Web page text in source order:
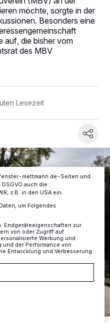
möchte, sorgte in der
Besonders eine
auf, die bisher vom
des MBV
Lesezeit
und unsere Partner
aufgeführten
Rand der Webseite klicken.
Website. Weitere
mettmann.de-Seiten und
auch die
z.B. in den USA ein.
um Folgendes
Endgeräteeigenschaften zur
von oder Zugriff auf
Werbung und
und der Performance von
Entwicklung und Verbesserung